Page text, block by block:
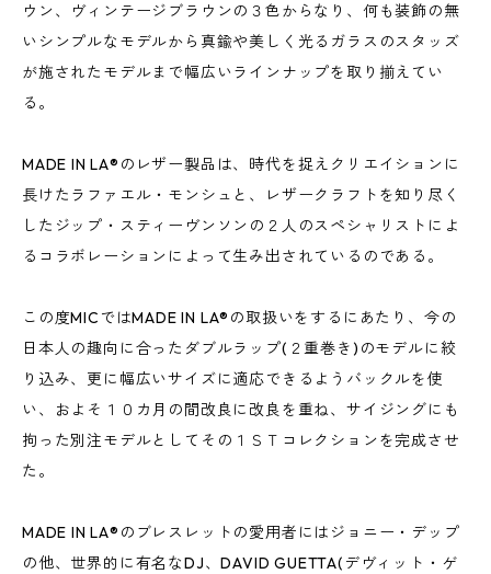
ウン、ヴィンテージブラウンの３色からなり、何も装飾の無
いシンプルなモデルから真鍮や美しく光るガラスのスタッズ
が施されたモデルまで幅広いラインナップを取り揃えてい
る。
MADE IN LA®のレザー製品は、時代を捉えクリエイションに
長けたラファエル・モンシュと、レザークラフトを知り尽く
したジップ・スティーヴンソンの２人のスペシャリストによ
るコラボレーションによって生み出されているのである。
この度MICではMADE IN LA®の取扱いをするにあたり、今の
日本人の趣向に合ったダブルラップ(２重巻き)のモデルに絞
り込み、更に幅広いサイズに適応できるようバックルを使
い、およそ１０カ月の間改良に改良を重ね、サイジングにも
拘った別注モデルとしてその１ＳＴコレクションを完成させ
た。
MADE IN LA®のブレスレットの愛用者にはジョニー・デップ
の他、世界的に有名なDJ、DAVID GUETTA(デヴィット・ゲ